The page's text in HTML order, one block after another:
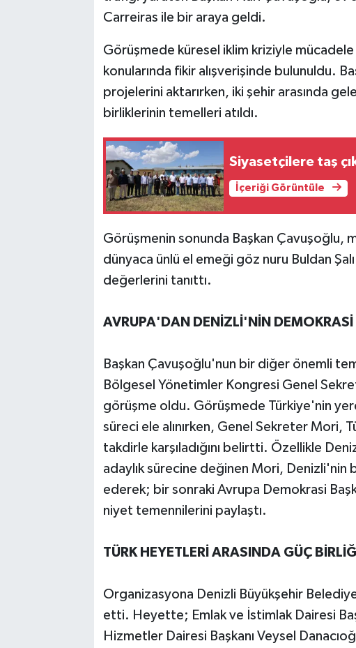
Carreiras ile bir araya geldi.
Görüşmede küresel iklim kriziyle
konularında fikir alışverişinde bulunuldu.
projelerini aktarırken, iki şehir arasında
birliklerinin temelleri atıldı.
Siyasetçilere taş
İçeriği Görüntüle
Görüşmenin sonunda Başkan Çavuşoğlu,
dünyaca ünlü el emeği göz nuru Buldan
değerlerini tanıttı.
AVRUPA'DAN DENİZLİ'NİN
Başkan Çavuşoğlu'nun bir diğer önemli
Bölgesel Yönetimler Kongresi Genel
görüşme oldu. Görüşmede Türkiye'nin
süreci ele alınırken, Genel Sekreter Mori,
takdirle karşıladığını belirtti. Özellikle
adaylık sürecine değinen Mori,
ederek; bir sonraki Avrupa Demokrasi
niyet temennilerini paylaştı.
TÜRK HEYETLERİ ARASINDA GÜÇ BİRLİĞİ
Organizasyona Denizli Büyükşehir
etti. Heyette; Emlak ve İstimlak Dairesi
Hizmetler Dairesi Başkanı Veysel